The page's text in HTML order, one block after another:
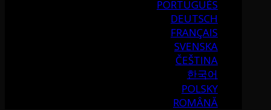
PORTUGUÉS
DEUTSCH
FRANÇAIS
SVENSKA
ČEŠTINA
한국어
POLSKY
ROMÂNĂ